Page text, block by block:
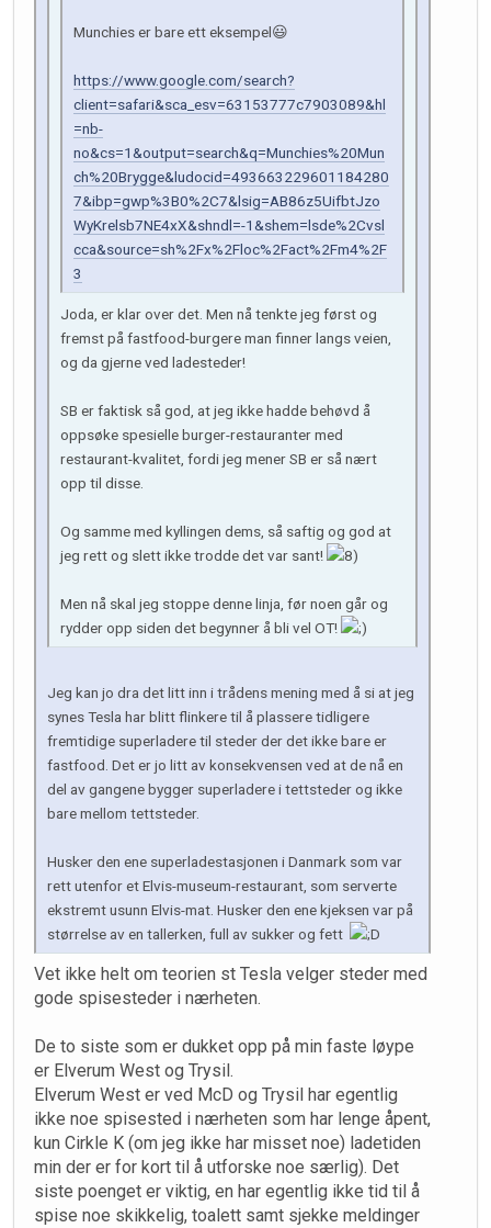
Munchies er bare ett eksempel😃
https://www.google.com/search?
client=safari&sca_esv=63153777c7903089&hl
=nb-
no&cs=1&output=search&q=Munchies%20Mun
ch%20Brygge&ludocid=493663229601184280
7&ibp=gwp%3B0%2C7&lsig=AB86z5UifbtJzo
WyKrelsb7NE4xX&shndl=-1&shem=lsde%2Cvsl
cca&source=sh%2Fx%2Floc%2Fact%2Fm4%2F
3
Joda, er klar over det. Men nå tenkte jeg først og
fremst på fastfood-burgere man finner langs veien,
og da gjerne ved ladesteder!
SB er faktisk så god, at jeg ikke hadde behøvd å
oppsøke spesielle burger-restauranter med
restaurant-kvalitet, fordi jeg mener SB er så nært
opp til disse.
Og samme med kyllingen dems, så saftig og god at
jeg rett og slett ikke trodde det var sant!
Men nå skal jeg stoppe denne linja, før noen går og
rydder opp siden det begynner å bli vel OT!
Jeg kan jo dra det litt inn i trådens mening med å si at jeg
synes Tesla har blitt flinkere til å plassere tidligere
fremtidige superladere til steder der det ikke bare er
fastfood. Det er jo litt av konsekvensen ved at de nå en
del av gangene bygger superladere i tettsteder og ikke
bare mellom tettsteder.
Husker den ene superladestasjonen i Danmark som var
rett utenfor et Elvis-museum-restaurant, som serverte
ekstremt usunn Elvis-mat. Husker den ene kjeksen var på
størrelse av en tallerken, full av sukker og fett
Vet ikke helt om teorien st Tesla velger steder med
gode spisesteder i nærheten.
De to siste som er dukket opp på min faste løype
er Elverum West og Trysil.
Elverum West er ved McD og Trysil har egentlig
ikke noe spisested i nærheten som har lenge åpent,
kun Cirkle K (om jeg ikke har misset noe) ladetiden
min der er for kort til å utforske noe særlig). Det
siste poenget er viktig, en har egentlig ikke tid til å
spise noe skikkelig, toalett samt sjekke meldinger